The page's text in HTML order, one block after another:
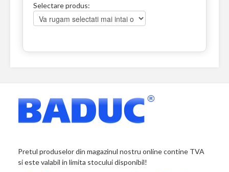
Selectare produs:
Pretul produselor din magazinul nostru online contine TVA
si este valabil in limita stocului disponibil!